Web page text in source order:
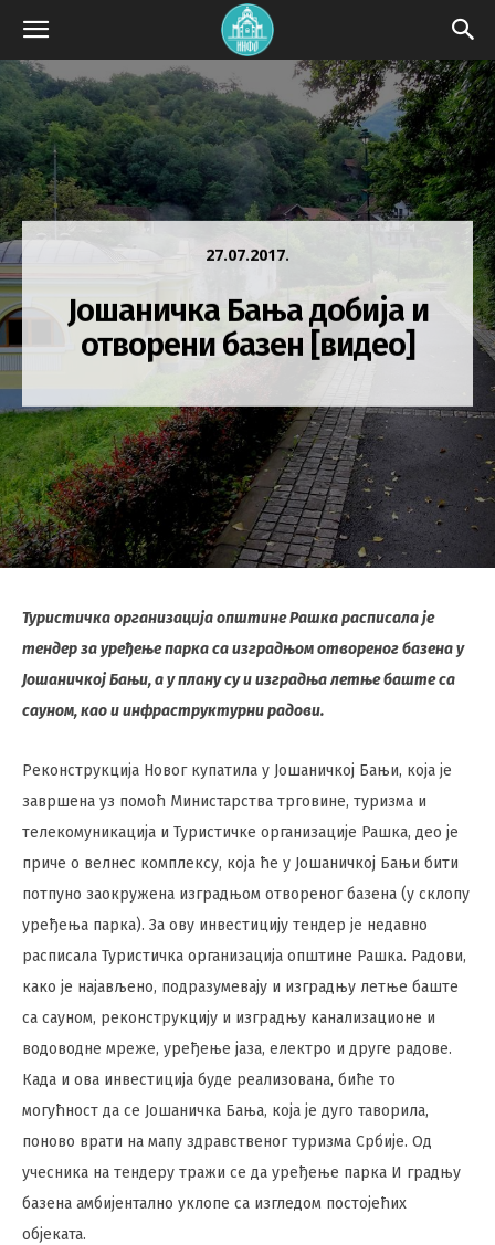
27.07.2017.
Јошаничка Бања добија и
отворени базен [видео]
Туристичка организација општине Рашка расписала је
тендер за уређење парка са изградњом отвореног базена у
Јошаничкој Бањи, а у плану су и изградња летње баште са
сауном, као и инфраструктурни радови.
Реконструкција Новог купатила у Јошаничкој Бањи, која је
завршена уз помоћ Министарства трговине, туризма и
телекомуникација и Туристичке организације Рашка, део је
приче о велнес комплексу, која ће у Јошаничкој Бањи бити
потпуно заокружена изградњом отвореног базена (у склопу
уређења парка). За ову инвестицију тендер је недавно
расписала Туристичка организација општине Рашка. Радови,
како је најављено, подразумевају и изградњу летње баште
са сауном, реконструкцију и изградњу канализационе и
водоводне мреже, уређење јаза, електро и друге радове.
Када и ова инвестиција буде реализована, биће то
могућност да се Јошаничка Бања, која је дуго таворила,
поново врати на мапу здравственог туризма Србије. Од
учесника на тендеру тражи се да уређење парка И градњу
базена амбијентално уклопе са изгледом постојећих
објеката.